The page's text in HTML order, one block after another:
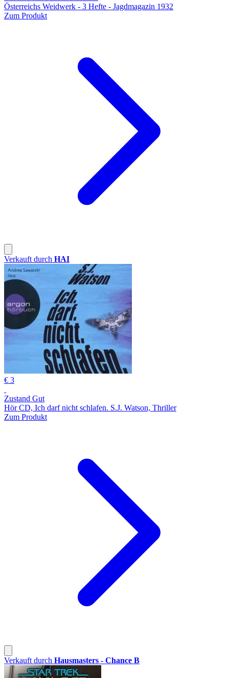
Österreichs Weidwerk - 3 Hefte - Jagdmagazin 1932
Zum Produkt
Verkauft durch HAI
€ 3
Zustand Gut
Hör CD, Ich darf nicht schlafen. S.J. Watson, Thriller
Zum Produkt
Verkauft durch Hausmasters - Chance B